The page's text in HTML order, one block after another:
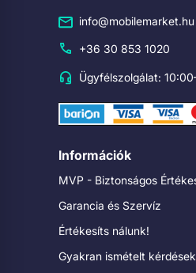
info@mobilemarket.hu
+36 30 853 1020
Ügyfélszolgálat:
Információk
MVP - Biztonságos
Garancia és Szervíz
Értékesíts nálunk!
Gyakran ismételt kérdések